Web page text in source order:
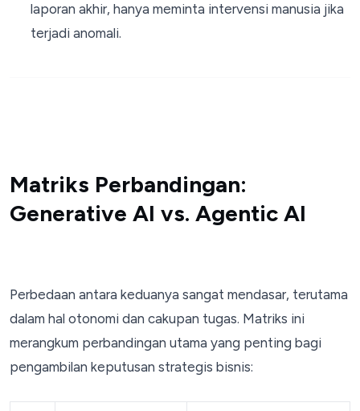
laporan akhir, hanya meminta intervensi manusia jika
terjadi anomali.
Matriks Perbandingan:
Generative AI vs. Agentic AI
Perbedaan antara keduanya sangat mendasar, terutama
dalam hal otonomi dan cakupan tugas. Matriks ini
merangkum perbandingan utama yang penting bagi
pengambilan keputusan strategis bisnis: